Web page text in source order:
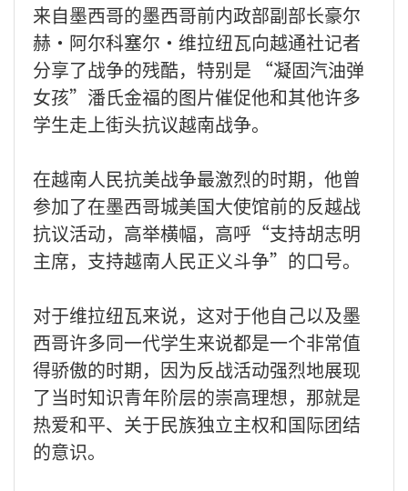
来自墨西哥的墨西哥前内政部副部长豪尔
赫·阿尔科塞尔·维拉纽瓦向越通社记者
分享了战争的残酷，特别是 “凝固汽油弹
女孩”潘氏金福的图片催促他和其他许多
学生走上街头抗议越南战争。
在越南人民抗美战争最激烈的时期，他曾
参加了在墨西哥城美国大使馆前的反越战
抗议活动，高举横幅，高呼“支持胡志明
主席，支持越南人民正义斗争”的口号。
对于维拉纽瓦来说，这对于他自己以及墨
西哥许多同一代学生来说都是一个非常值
得骄傲的时期，因为反战活动强烈地展现
了当时知识青年阶层的崇高理想，那就是
热爱和平、关于民族独立主权和国际团结
的意识。